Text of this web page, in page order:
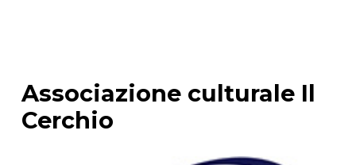
Associazione culturale Il
Cerchio